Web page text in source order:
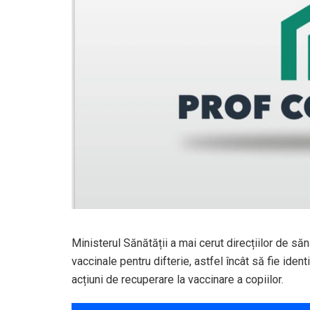
Ministerul Sănătății a mai cerut direcțiilor de
vaccinale pentru difterie, astfel încât să fie
acțiuni de recuperare la vaccinare a copiilor.